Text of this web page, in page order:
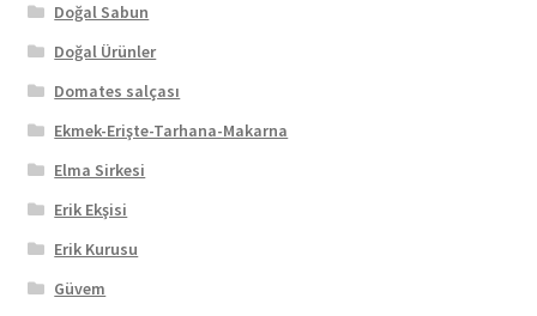
Doğal Sabun
Doğal Ürünler
Domates salçası
Ekmek-Erişte-Tarhana-Makarna
Elma Sirkesi
Erik Ekşisi
Erik Kurusu
Güvem